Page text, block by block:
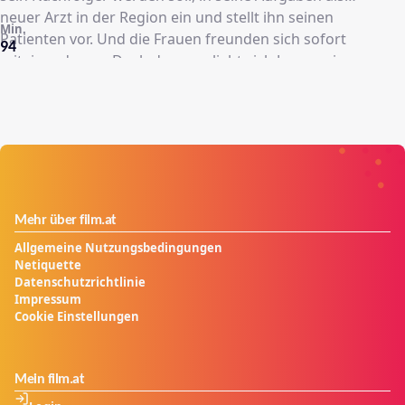
neuer Arzt in der Region ein und stellt ihn seinen
Patienten vor. Und die Frauen freunden sich sofort
miteinander an. Doch dann verliebt sich Jacques in
überrascht, aber überhaupt nicht abgeneigt. Eine
94
Min.
Mehr über film.at
Allgemeine Nutzungsbedingungen
Netiquette
Datenschutzrichtlinie
Impressum
Cookie Einstellungen
Mein film.at